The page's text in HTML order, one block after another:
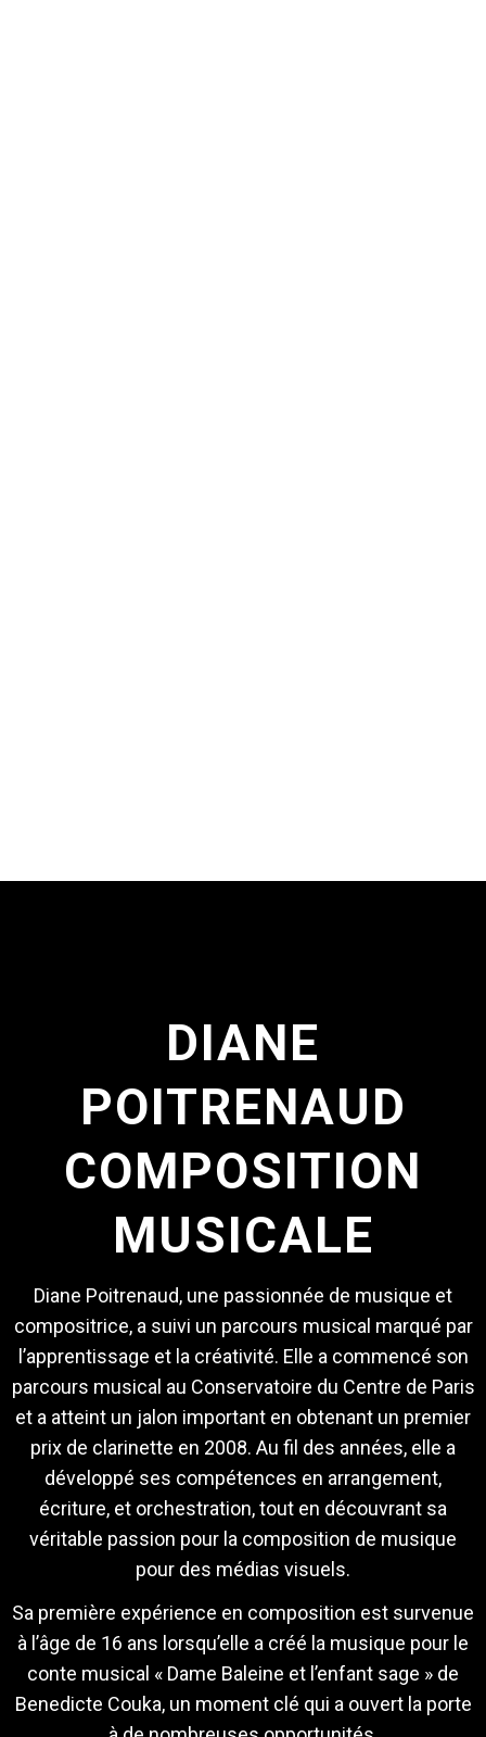
DIANE
POITRENAUD
COMPOSITION
MUSICALE
Diane Poitrenaud, une passionnée de musique et
compositrice, a suivi un parcours musical marqué par
l’apprentissage et la créativité. Elle a commencé son
parcours musical au Conservatoire du Centre de Paris
et a atteint un jalon important en obtenant un premier
prix de clarinette en 2008. Au fil des années, elle a
développé ses compétences en arrangement,
écriture, et orchestration, tout en découvrant sa
véritable passion pour la composition de musique
pour des médias visuels.
Sa première expérience en composition est survenue
à l’âge de 16 ans lorsqu’elle a créé la musique pour le
conte musical « Dame Baleine et l’enfant sage » de
Benedicte Couka, un moment clé qui a ouvert la porte